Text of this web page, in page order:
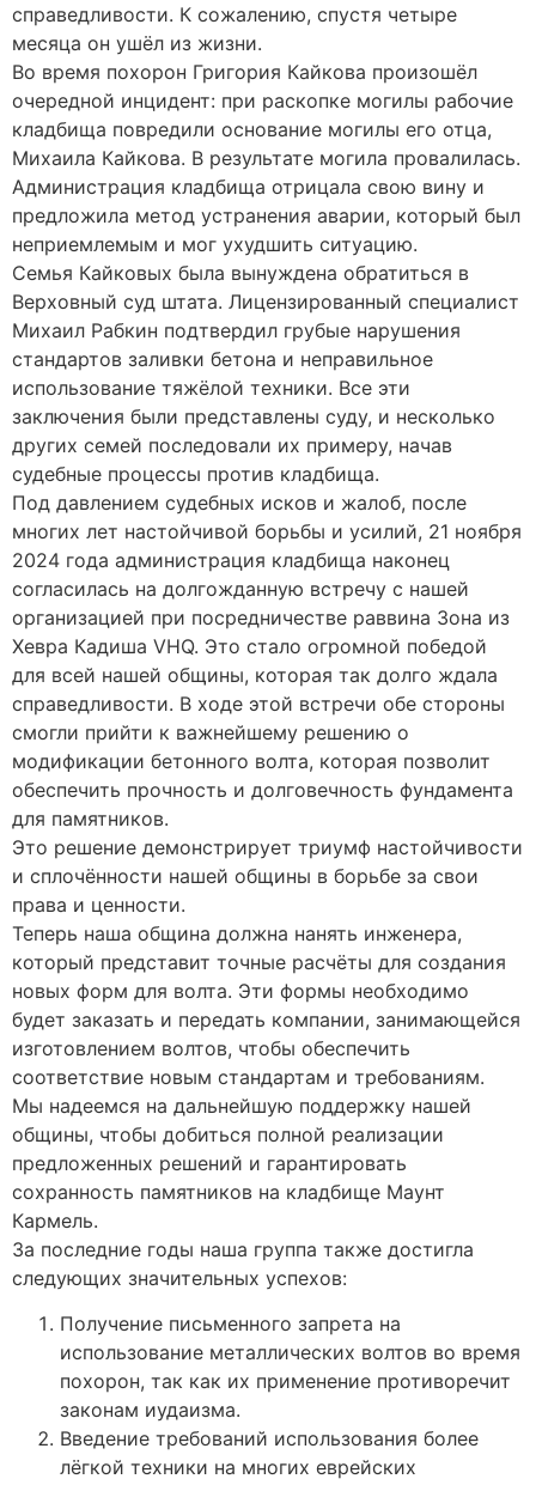
справедливости. К сожалению, спустя четыре
месяца он ушёл из жизни.
Во время похорон Григория Кайкова произошёл
очередной инцидент: при раскопке могилы рабочие
кладбища повредили основание могилы его отца,
Михаила Кайкова. В результате могила провалилась.
Администрация кладбища отрицала свою вину и
предложила метод устранения аварии, который был
неприемлемым и мог ухудшить ситуацию.
Семья Кайковых была вынуждена обратиться в
Верховный суд штата. Лицензированный специалист
Михаил Рабкин подтвердил грубые нарушения
стандартов заливки бетона и неправильное
использование тяжёлой техники. Все эти
заключения были представлены суду, и несколько
других семей последовали их примеру, начав
судебные процессы против кладбища.
Под давлением судебных исков и жалоб, после
многих лет настойчивой борьбы и усилий, 21 ноября
2024 года администрация кладбища наконец
согласилась на долгожданную встречу с нашей
организацией при посредничестве раввина Зона из
Хевра Кадиша VHQ. Это стало огромной победой
для всей нашей общины, которая так долго ждала
справедливости. В ходе этой встречи обе стороны
смогли прийти к важнейшему решению о
модификации бетонного волта, которая позволит
обеспечить прочность и долговечность фундамента
для памятников.
Это решение демонстрирует триумф настойчивости
и сплочённости нашей общины в борьбе за свои
права и ценности.
Теперь наша община должна нанять инженера,
который представит точные расчёты для создания
новых форм для волта. Эти формы необходимо
будет заказать и передать компании, занимающейся
изготовлением волтов, чтобы обеспечить
соответствие новым стандартам и требованиям.
Мы надеемся на дальнейшую поддержку нашей
общины, чтобы добиться полной реализации
предложенных решений и гарантировать
сохранность памятников на кладбище Маунт
Кармель.
За последние годы наша группа также достигла
следующих значительных успехов:
Получение письменного запрета на
использование металлических волтов во время
похорон, так как их применение противоречит
законам иудаизма.
Введение требований использования более
лёгкой техники на многих еврейских